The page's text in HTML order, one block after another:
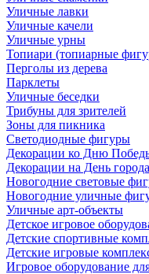
Уличные лавки
Уличные качели
Уличные урны
Топиари (топиарные
Перголы из дерева
Парклеты
Уличные беседки
Трибуны для зрителей
Зоны для пикника
Светодиодные фигуры
Декорации ко Дню
Декорации на День города
Новогодние световые
Новогодние уличные
Уличные арт-объекты
Детское игровое
Детские спортивные
Детские игровые
Игровое оборудование